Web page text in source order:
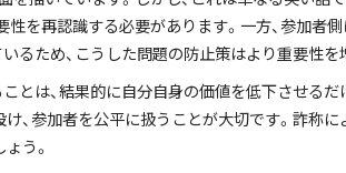
を再認識する必要があります。一方、参加者
るため、こうした問題の防止策はより重要性を
とは、結果的に自分自身の価値を低下させる
、参加者を公平に扱うことが大切です。詐称
う。